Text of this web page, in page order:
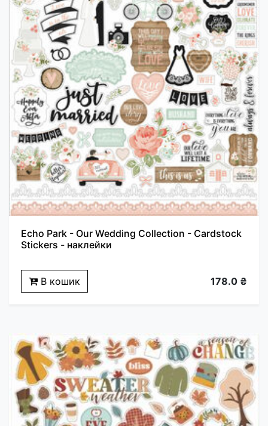
Echo Park - Our Wedding Collection - Cardstock
Stickers - наклейки
В кошик 178.0 ₴